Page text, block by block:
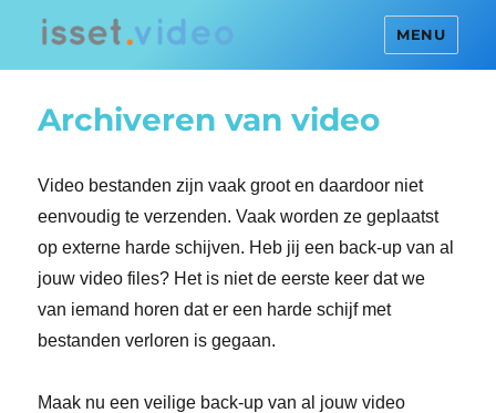
MENU
Archiveren van video
Video bestanden zijn vaak groot en daardoor niet
eenvoudig te verzenden. Vaak worden ze geplaatst
op externe harde schijven. Heb jij een back-up van al
jouw video files? Het is niet de eerste keer dat we
van iemand horen dat er een harde schijf met
bestanden verloren is gegaan.
Maak nu een veilige back-up van al jouw video